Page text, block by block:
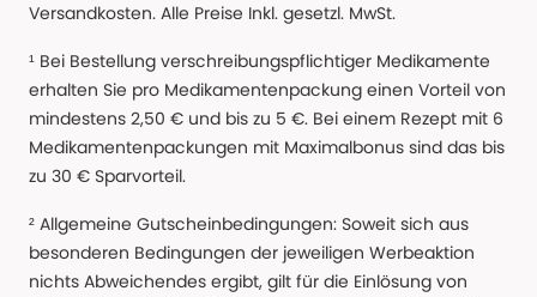
Versandkosten. Alle Preise Inkl. gesetzl. MwSt.
¹ Bei Bestellung verschreibungspflichtiger Medikamente
erhalten Sie pro Medikamentenpackung einen Vorteil von
mindestens 2,50 € und bis zu 5 €. Bei einem Rezept mit 6
Medikamentenpackungen mit Maximalbonus sind das bis
zu 30 € Sparvorteil.
² Allgemeine Gutscheinbedingungen: Soweit sich aus
besonderen Bedingungen der jeweiligen Werbeaktion
nichts Abweichendes ergibt, gilt für die Einlösung von